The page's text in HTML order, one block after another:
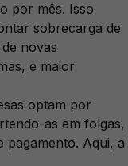
por mês. Isso
sobrecarga de
novas
e maior
optam por
as em folgas,
pagamento. Aqui, a